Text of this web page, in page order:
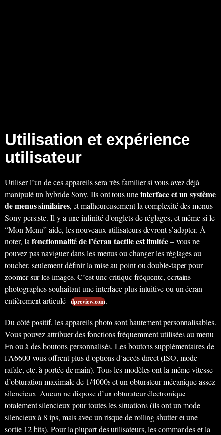
Utilisation et expérience
utilisateur
Utiliser l’un de ces appareils sera très familier si vous avez déjà
manipulé un hybride Sony. Ils ont tous uneinterface et un système
de menus similaires, et malheureusement la complexité des menus
Sony persiste. Il y a une infinité d’onglets de réglages, et même si le
“Mon Menu” aide, les nouveaux utilisateurs devront s’adapter. À
noter, lafonctionnalité de l’écran tactile est limitée– vous ne
pouvez pas naviguer dans les menus ou changer les réglages au
toucher, seulement définir la mise au point ou double-taper pour
zoomer sur les images. C’est une critique fréquente, certains
photographes souhaitant une interface plus intuitive ou un écran
entièrement articulé dpreview.com.
Du côté positif, les appareils photo sont hautement personnalisables.
Vous pouvez attribuer des fonctions fréquemment utilisées au menu
Fn ou à des boutons personnalisés. Les boutons supplémentaires de
l’A6600 vous offrent plus d’options d’accès direct (ISO, mode
rafale, etc. à portée de main). Tous les modèles ont la même vitesse
d’obturation maximale de 1/4000s et un obturateur mécanique assez
silencieux. Aucun ne dispose d’un obturateur électronique
totalement silencieux pour toutes les situations (ils ont un mode
silencieux à 8 ips, mais avec un risque de rolling shutter et une
sortie 12 bits). Pour la plupart des utilisateurs, les commandes et la